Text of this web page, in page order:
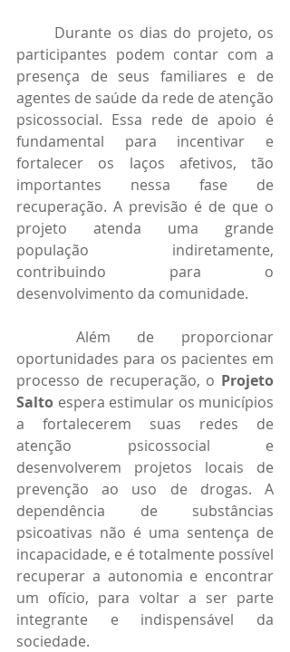
participantes podem contar com a
presença de seus familiares e de
agentes de saúde da rede de atenção
psicossocial. Essa rede de apoio é
fundamental para incentivar e
fortalecer os laços afetivos, tão
importantes nessa fase de
recuperação. A previsão é de que o
projeto atenda uma grande
população indiretamente,
contribuindo para o
desenvolvimento da comunidade.
oportunidades para os pacientes em
processo de recuperação, o Projeto
Salto espera estimular os municípios
a fortalecerem suas redes de
atenção psicossocial e
desenvolverem projetos locais de
prevenção ao uso de drogas. A
dependência de substâncias
psicoativas não é uma sentença de
incapacidade, e é totalmente possível
recuperar a autonomia e encontrar
um ofício, para voltar a ser parte
integrante e indispensável da
sociedade.